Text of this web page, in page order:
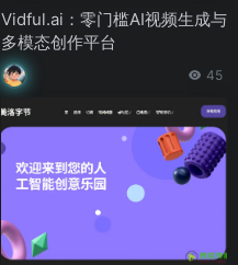
Vidful.ai：零门槛AI视频生成与
多模态创作平台
45